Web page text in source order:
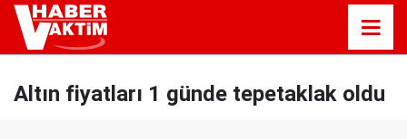
Altın fiyatları 1 günde tepetaklak oldu